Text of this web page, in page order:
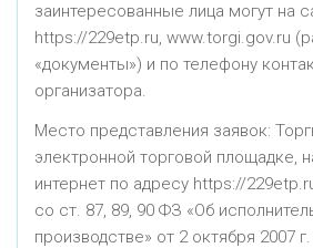
заинтересованные лица могут на
https://229etp.ru, www.torgi.gov.ru
«документы») и по телефону
организатора.
Место представления заявок:
электронной торговой площадке,
интернет по адресу https://
со ст. 87, 89, 90 ФЗ «Об
производстве» от 2 октября 2007